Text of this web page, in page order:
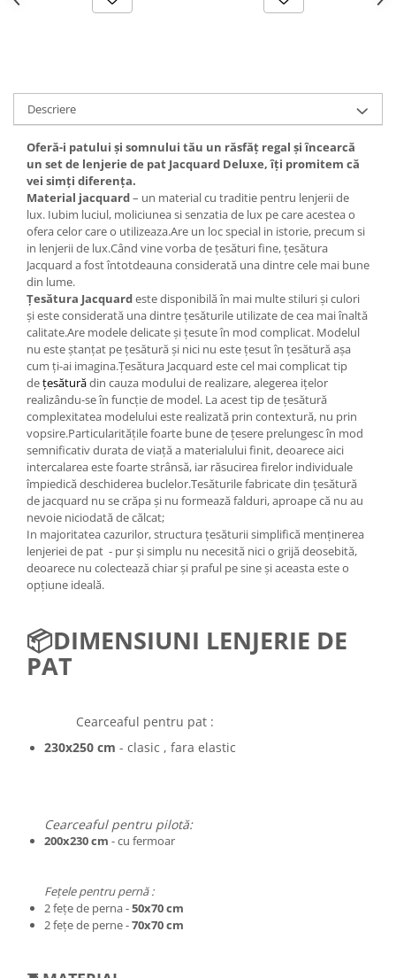
Descriere
Oferă-i patului și somnului tău un răsfăț regal și încearcă
un set de lenjerie de pat Jacquard Deluxe, îți promitem că
vei simți diferența.
Material jacquard– un material cu traditie pentru lenjerii de
lux. Iubim luciul, moliciunea si senzatia de lux pe care acestea o
ofera celor care o utilizeaza.Are un loc special in istorie, precum si
in lenjerii de lux.Când vine vorba de țesături fine, țesătura
Jacquard a fost întotdeauna considerată una dintre cele mai bune
din lume.
Țesătura Jacquardeste disponibilă în mai multe stiluri și culori
și este considerată una dintre țesăturile utilizate de cea mai înaltă
calitate.Are modele delicate și țesute în mod complicat. Modelul
nu este ștanțat pe țesătură și nici nu este țesut în țesătură așa
cum ți-ai imagina.Țesătura Jacquard este cel mai complicat tip
dețesăturădin cauza modului de realizare, alegerea ițelor
realizându-se în funcție de model. La acest tip de țesătură
complexitatea modelului este realizată prin contextură, nu prin
vopsire.Particularitățile foarte bune de țesere prelungesc în mod
semnificativ durata de viață a materialului finit, deoarece aici
intercalarea este foarte strânsă, iar răsucirea firelor individuale
împiedică deschiderea buclelor.Tesăturile fabricate din țesătură
de jacquard nu se crăpa și nu formează falduri, aproape că nu au
nevoie niciodată de călcat;
In majoritatea cazurilor, structura țesăturii simplifică menținerea
lenjeriei de pat - pur și simplu nu necesită nici o grijă deosebită,
deoarece nu colectează chiar și praful pe sine și aceasta este o
opțiune ideală.
📦DIMENSIUNI LENJERIE DE
PAT
Cearceaful pentru pat :
230x250 cm - clasic , fara elastic
Cearceaful pentru pilotă:
200x230 cm - cu fermoar
Fețele pentru pernă :
2 fețe de perna -50x70 cm
2 fețe de perne -70x70 cm